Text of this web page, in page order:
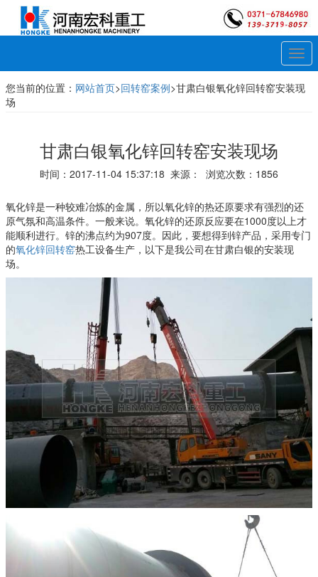
您当前的位置： 网站首页>回转窑案例>甘肃白银氧化锌回转窑安装现
场
甘肃白银氧化锌回转窑安装现场
时间：2017-11-04 15:37:18 来源： 浏览次数：1856
氧化锌是一种较难冶炼的金属，所以氧化锌的热还原要求有强烈的还
原气氛和高温条件。一般来说。氧化锌的还原反应要在1000度以上才
能顺利进行。锌的沸点约为907度。因此，要想得到锌产品，采用专门
的氧化锌回转窑热工设备生产，以下是我公司在甘肃白银的安装现
场。